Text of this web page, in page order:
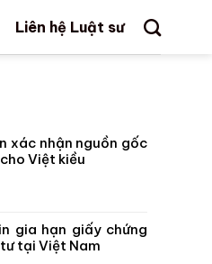
Liên hệ Luật sư
xác nhận nguồn gốc
Việt kiều
gia hạn giấy chứng
tại Việt Nam